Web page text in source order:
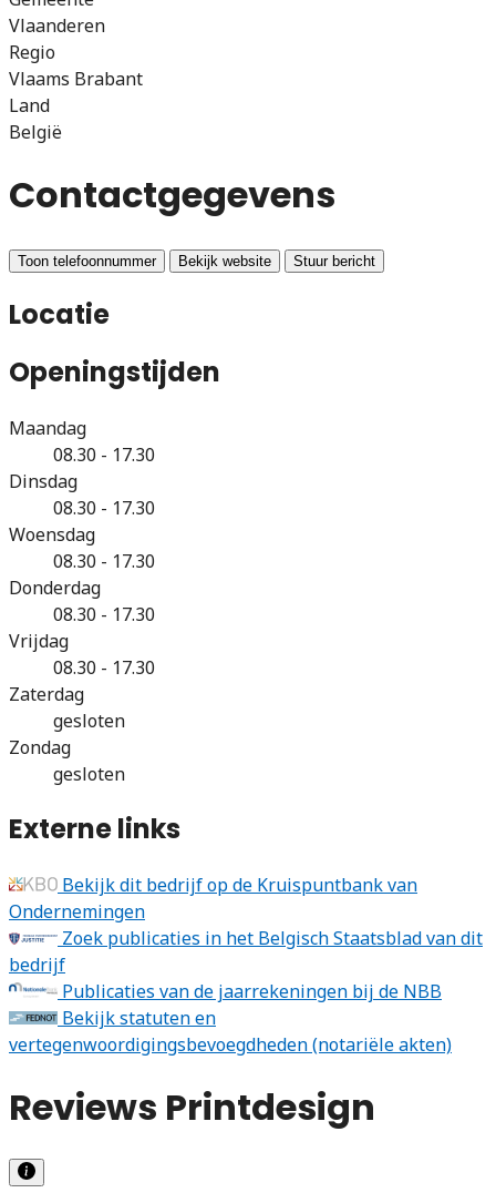
Vlaanderen
Regio
Vlaams Brabant
Land
België
Contactgegevens
Toon telefoonnummer Bekijk website Stuur bericht
Locatie
Openingstijden
Maandag
08.30 - 17.30
Dinsdag
08.30 - 17.30
Woensdag
08.30 - 17.30
Donderdag
08.30 - 17.30
Vrijdag
08.30 - 17.30
Zaterdag
gesloten
Zondag
gesloten
Externe links
Bekijk dit bedrijf op de Kruispuntbank van
Ondernemingen
Zoek publicaties in het Belgisch Staatsblad van dit
bedrijf
Publicaties van de jaarrekeningen bij de NBB
Bekijk statuten en
vertegenwoordigingsbevoegdheden (notariële akten)
Reviews Printdesign